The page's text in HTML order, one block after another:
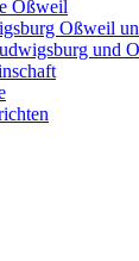
Oßweil
Oßweil
und